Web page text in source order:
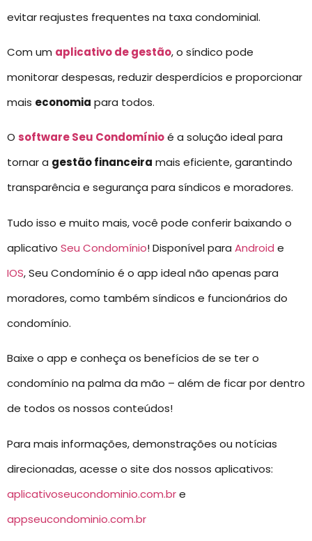
evitar reajustes frequentes na taxa condominial.
Com um aplicativo de gestão, o síndico pode
monitorar despesas, reduzir desperdícios e proporcionar
mais economia para todos.
O software Seu Condomínioé a solução ideal para
tornar a gestão financeira mais eficiente, garantindo
transparência e segurança para síndicos e moradores.
Tudo isso e muito mais, você pode conferir baixando o
aplicativo Seu Condomínio! Disponível para Android e
IOS, Seu Condomínio é o app ideal não apenas para
moradores, como também síndicos e funcionários do
condomínio.
Baixe o app e conheça os benefícios de se ter o
condomínio na palma da mão – além de ficar por dentro
de todos os nossos conteúdos!
Para mais informações, demonstrações ou notícias
direcionadas, acesse o site dos nossos aplicativos:
aplicativoseucondominio.com.bre
appseucondominio.com.br